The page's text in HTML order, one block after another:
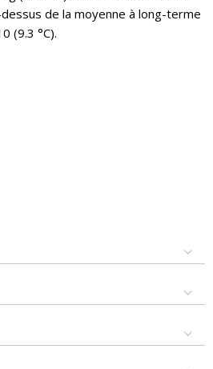
dessus de la moyenne à long-terme
(9.3 °C).